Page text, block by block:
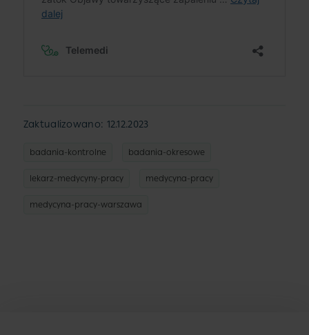
Zaktualizowano: 12.12.2023
badania-kontrolne badania-okresowe
lekarz-medycyny-pracy medycyna-pracy
medycyna-pracy-warszawa